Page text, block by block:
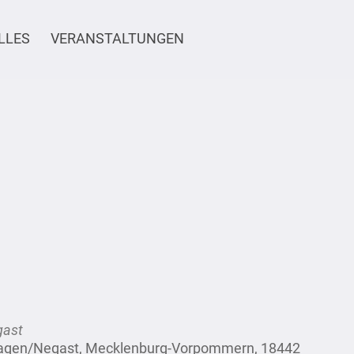
VERANSTALTUNGEN
Negast, Mecklenburg-Vorpommern, 18442